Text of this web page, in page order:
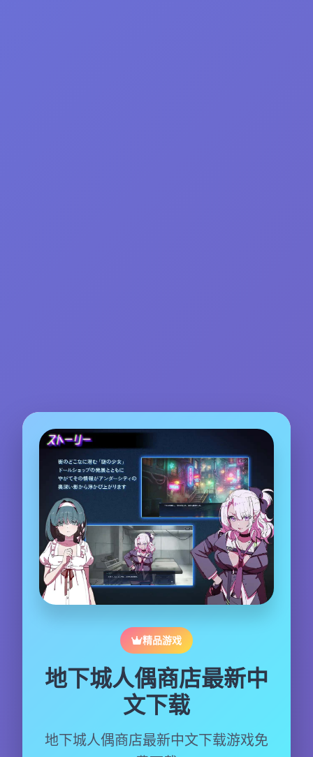
精品游戏
地下城人偶商店最新中
文下载
地下城人偶商店最新中文下载游戏免